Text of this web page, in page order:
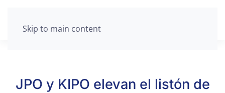
Skip to main content
JPO y KIPO elevan el listón de